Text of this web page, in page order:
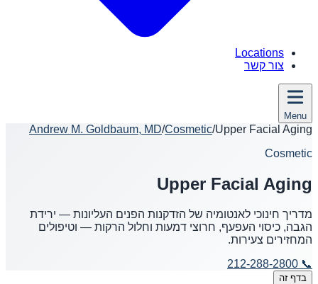
Locations
צור קשר
Menu
Andrew M. Goldbaum, MD/Cosmetic/Upper Facial Aging
Cosmetic
Upper Facial Aging
מדריך חינוכי לאנטומיה של הזדקנות הפנים העליונות — ירידת
הגבה, כיסוי העפעף, חרוצי דמעות וחלול הרקות — וטיפולים
המחזירים צעירות.
📞
212-288-2800
בדף זה